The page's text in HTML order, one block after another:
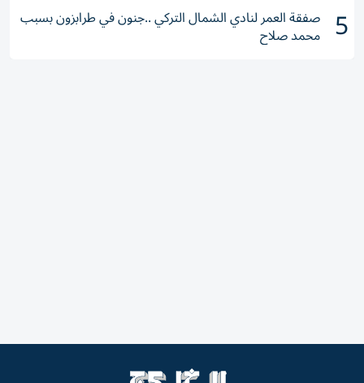
5 صفقة العمر لنادي الشمال التركي ..جنون في طرابزون بسبب
محمد صلاح